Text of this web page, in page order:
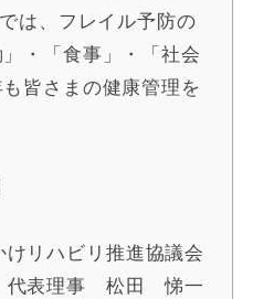
は、フレイル予防の
・「食事」・「社会
皆さまの健康管理を
リハビリ推進協議会
理事 松田 悌一